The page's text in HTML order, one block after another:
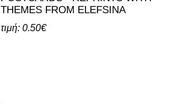
THEMES FROM ELEFSINA
τιμή: 0.50€